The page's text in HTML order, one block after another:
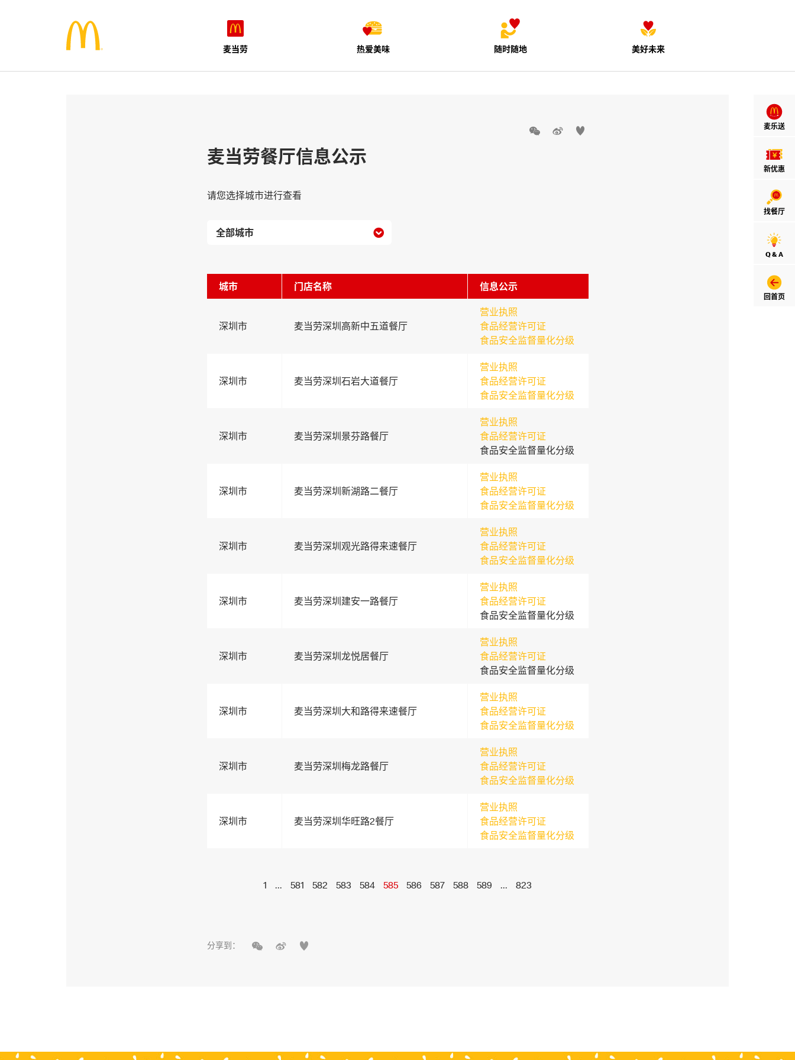
麦当劳 热爱美味 随时随地 美好未来
麦乐送
新优惠
找餐厅
Q & A
回首页
  
麦当劳餐厅信息公示
请您选择城市进行查看

城市 门店名称 信息公示
深圳市 麦当劳深圳高新中五道餐厅
营业执照
食品经营许可证
食品安全监督量化分级
深圳市 麦当劳深圳石岩大道餐厅
营业执照
食品经营许可证
食品安全监督量化分级
深圳市 麦当劳深圳景芬路餐厅
营业执照
食品经营许可证
食品安全监督量化分级
深圳市 麦当劳深圳新湖路二餐厅
营业执照
食品经营许可证
食品安全监督量化分级
深圳市 麦当劳深圳观光路得来速餐厅
营业执照
食品经营许可证
食品安全监督量化分级
深圳市 麦当劳深圳建安一路餐厅
营业执照
食品经营许可证
食品安全监督量化分级
深圳市 麦当劳深圳龙悦居餐厅
营业执照
食品经营许可证
食品安全监督量化分级
深圳市 麦当劳深圳大和路得来速餐厅
营业执照
食品经营许可证
食品安全监督量化分级
深圳市 麦当劳深圳梅龙路餐厅
营业执照
食品经营许可证
食品安全监督量化分级
深圳市 麦当劳深圳华旺路2餐厅
营业执照
食品经营许可证
食品安全监督量化分级
1 ... 581 582 583 584 585 586 587 588 589 ... 823
分享到：   